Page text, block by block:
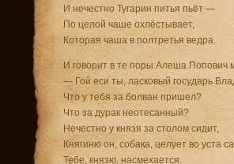
И нечестно Тугарин питья пьёт —
По целой чаше охлёстывает,
Которая чаша в полтретья ведра.
И говорит в те поры Алеша Попович
— Гой еси ты, ласковый государь
Что у тебя за болван пришел?
Что за дурак неотесанный?
Нечестно у князя за столом сидит,
Княгиню он, собака, целует во уста
Тебе, князю, насмехается.